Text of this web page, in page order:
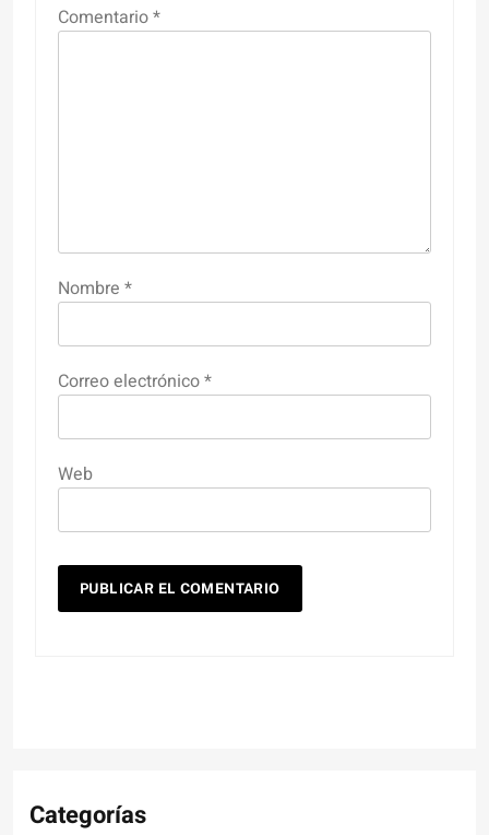
Comentario*
Nombre *
Correo electrónico*
Web
Categorías